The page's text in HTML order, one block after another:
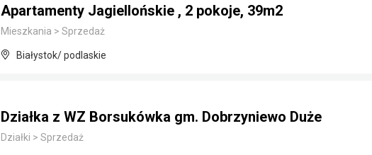
Apartamenty Jagiellońskie , 2 pokoje, 39m2
Mieszkania > Sprzedaż
Białystok/ podlaskie
Działka z WZ Borsukówka gm. Dobrzyniewo Duże
Działki > Sprzedaż